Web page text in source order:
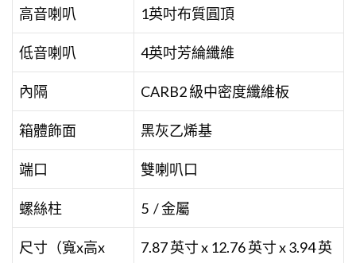
高音喇叭 1英吋布質圓頂
低音喇叭 4英吋芳綸纖維
內隔 CARB2 級中密度纖維板
箱體飾面 黑灰乙烯基
端口 雙喇叭口
螺絲柱 5 / 金屬
尺寸（寬x高x
7.87 英寸 x 12.76 英寸 x 3.94 英